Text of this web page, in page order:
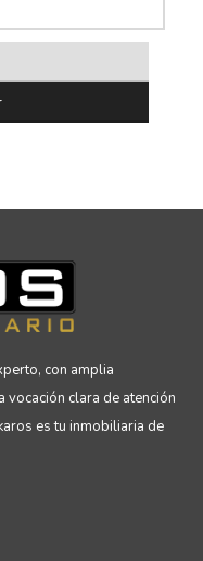
con amplia
vocación clara de atención
es tu inmobiliaria de